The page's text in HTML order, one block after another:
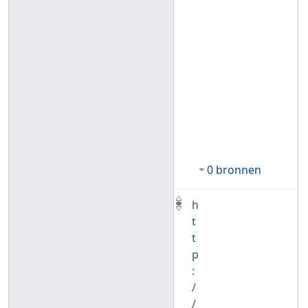
0 bronnen
h
t
t
p
:
/
/